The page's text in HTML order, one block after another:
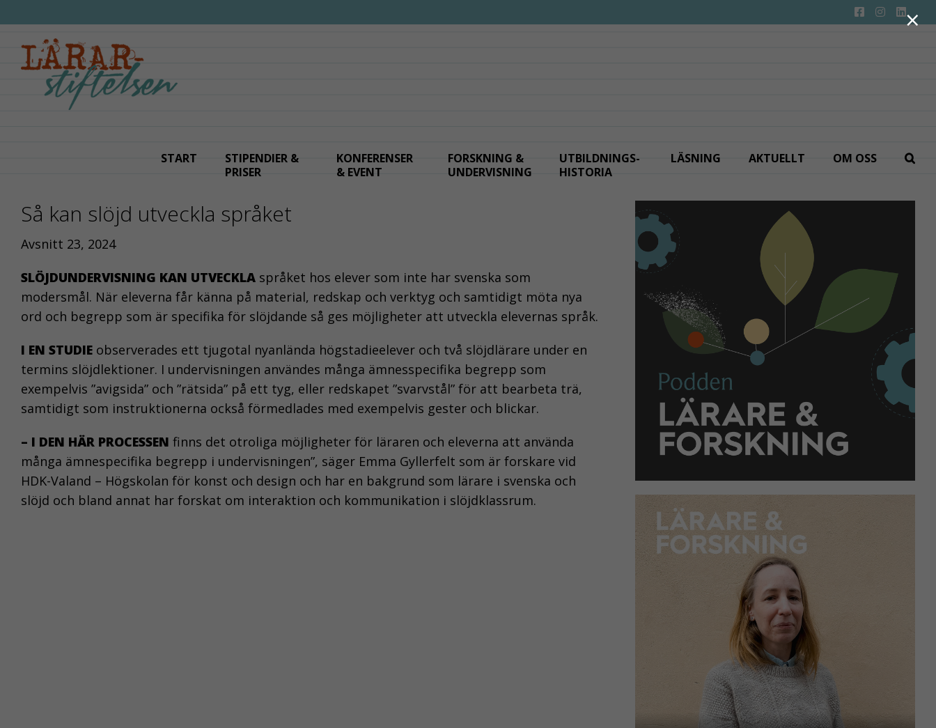
till
innehållet
START
STIPENDIER &
PRISER
KONFERENSER
& EVENT
FORSKNING &
UNDERVISNING
UTBILDNINGS­
HISTORIA
LÄSNING AKTUELLT OM OSS
Så kan slöjd utveckla språket
Avsnitt 23, 2024
SLÖJDUNDERVISNING KAN UTVECKLAspråket hos elever som inte har svenska som
modersmål. När eleverna får känna på material, redskap och verktyg och samtidigt möta nya
ord och begrepp som är specifika för slöjdande så ges möjligheter att utveckla elevernas språk.
I EN STUDIEobserverades ett tjugotal nyanlända högstadieelever och två slöjdlärare under en
termins slöjdlektioner. I undervisningen användes många ämnesspecifika begrepp som
exempelvis ”avigsida” och ”rätsida” på ett tyg, eller redskapet ”svarvstål” för att bearbeta trä,
samtidigt som instruktionerna också förmedlades med exempelvis gester och blickar.
– I DEN HÄR PROCESSEN finns det otroliga möjligheter för läraren och eleverna att använda
många ämnespecifika begrepp i undervisningen”, säger Emma Gyllerfelt som är forskare vid
HDK-Valand – Högskolan för konst och design och har en bakgrund som lärare i svenska och
slöjd och bland annat har forskat om interaktion och kommunikation i slöjdklassrum.
×